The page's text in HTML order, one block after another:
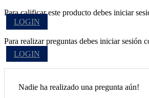
Para calificar este producto debes iniciar
LOGIN
Para realizar preguntas debes iniciar sesión
LOGIN
Nadie ha realizado una pregunta aún!